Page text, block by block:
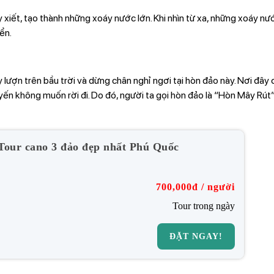
tạo thành những xoáy nước lớn. Khi nhìn từ xa, những xoáy
trên bầu trời và dừng chân nghỉ ngơi tại hòn đảo này. Nơi đây
không muốn rời đi. Do đó, người ta gọi hòn đảo là “Hòn Mây
cano 3 đảo đẹp nhất Phú Quốc
700,000đ / người
Tour trong ngày
ĐẶT NGAY!